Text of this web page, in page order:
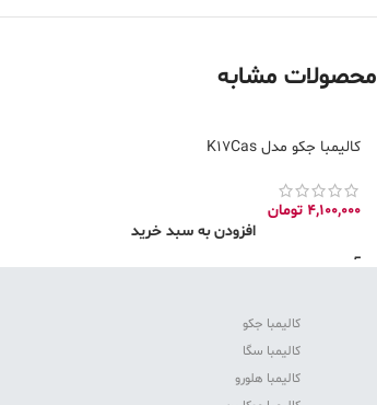
محصولات مشابه
کالیمبا جکو مدل K17Cas
4,100,000 تومان
افزودن به سبد خرید
کالیمبا جکو
کالیمبا سگا
کالیمبا هلورو